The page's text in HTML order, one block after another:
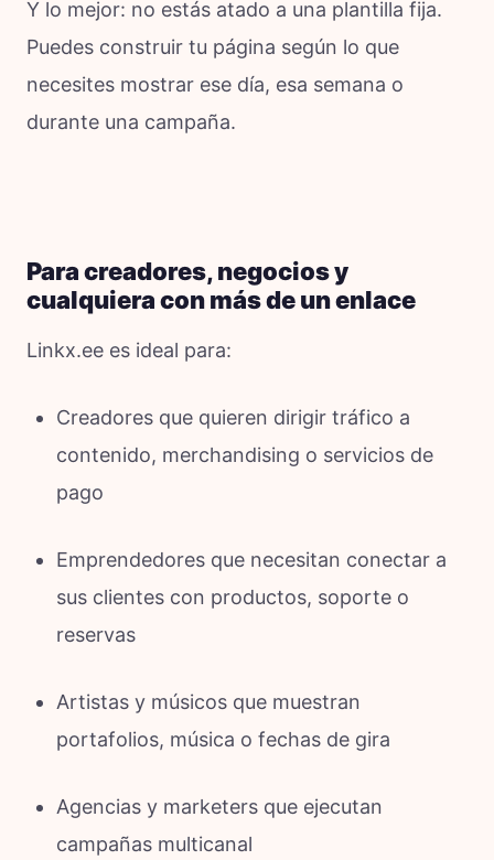
Y lo mejor: no estás atado a una plantilla fija.
Puedes construir tu página según lo que
necesites mostrar ese día, esa semana o
durante una campaña.
Para creadores, negocios y
cualquiera con más de un enlace
Linkx.ee es ideal para:
Creadores que quieren dirigir tráfico a
contenido, merchandising o servicios de
pago
Emprendedores que necesitan conectar a
sus clientes con productos, soporte o
reservas
Artistas y músicos que muestran
portafolios, música o fechas de gira
Agencias y marketers que ejecutan
campañas multicanal